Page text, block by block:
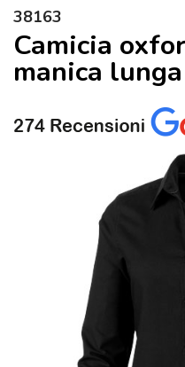
Home »
lunga da donna (38163)
38163
Camicia
manica